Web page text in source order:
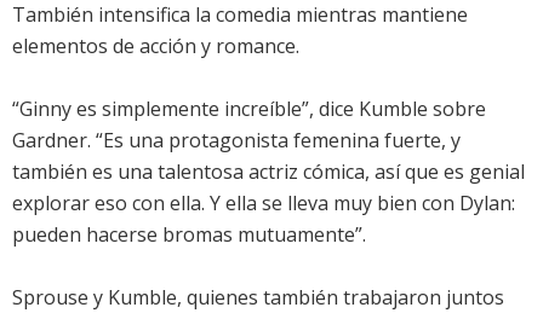
También intensifica la comedia mientras mantiene
elementos de acción y romance.
“Ginny es simplemente increíble”, dice Kumble sobre
Gardner. “Es una protagonista femenina fuerte, y
también es una talentosa actriz cómica, así que es genial
explorar eso con ella. Y ella se lleva muy bien con Dylan:
pueden hacerse bromas mutuamente”.
Sprouse y Kumble, quienes también trabajaron juntos